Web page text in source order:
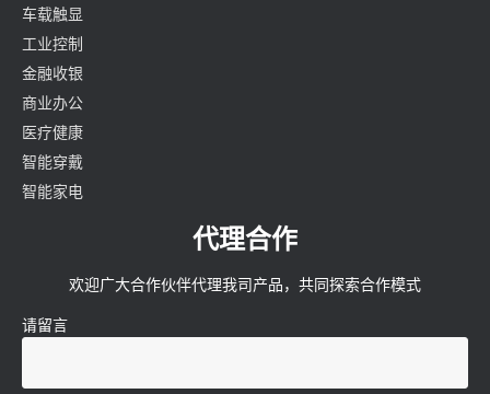
车载触显
工业控制
金融收银
商业办公
医疗健康
智能穿戴
智能家电
代理合作
欢迎广大合作伙伴代理我司产品，共同探索合作模式
请留言